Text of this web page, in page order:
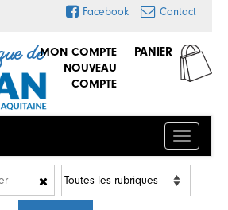
Facebook Contact
de PANIER
MON COMPTE
NOUVEAU
COMPTE
Menu